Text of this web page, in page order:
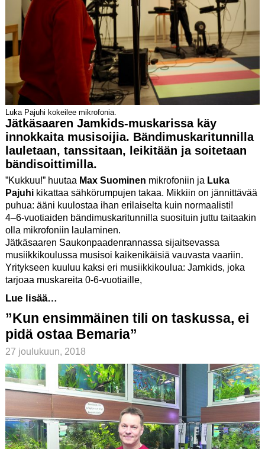
Luka Pajuhi kokeilee mikrofonia.
Jätkäsaaren Jamkids-muskarissa käy
innokkaita musisoijia. Bändimuskaritunnilla
lauletaan, tanssitaan, leikitään ja soitetaan
bändisoittimilla.
”Kukkuu!” huutaa Max Suominen mikrofoniin ja Luka
Pajuhikikattaa sähkörumpujen takaa. Mikkiin on jännittävää
puhua: ääni kuulostaa ihan erilaiselta kuin normaalisti!
4–6-vuotiaiden bändimuskaritunnilla suosituin juttu taitaakin
olla mikrofoniin laulaminen.
Jätkäsaaren Saukonpaadenrannassa sijaitsevassa
musiikkikoulussa musisoi kaikenikäisiä vauvasta vaariin.
Yritykseen kuuluu kaksi eri musiikkikoulua: Jamkids, joka
tarjoaa muskareita 0-6-vuotiaille,
Lue lisää…
”Kun ensimmäinen tili on taskussa, ei
pidä ostaa Bemaria”
27 joulukuun, 2018